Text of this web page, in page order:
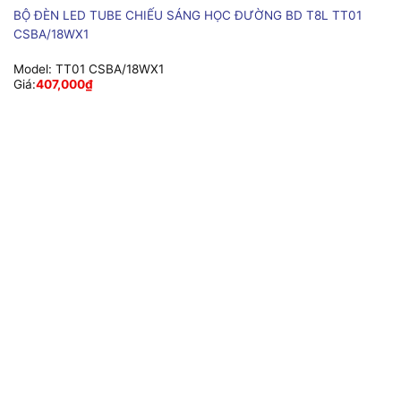
BỘ ĐÈN LED TUBE CHIẾU SÁNG HỌC ĐƯỜNG BD T8L TT01
CSBA/18WX1
Model: TT01 CSBA/18WX1
Giá:407,000₫